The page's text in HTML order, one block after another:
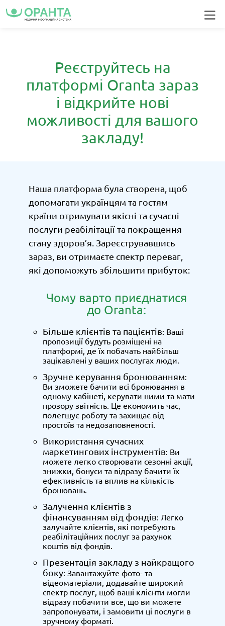
Вхід | Реєстрація
Реєструйтесь на
платформі Oranta зараз
і відкрийте нові
можливості для вашого
закладу!
Наша платформа була створена, щоб
допомагати українцям та гостям
країни отримувати якісні та сучасні
послуги реабілітації та покращення
стану здоров’я. Зареєструвавшись
зараз, ви отримаєте спектр переваг,
які допоможуть збільшити прибуток:
Чому варто приєднатися
до Oranta:
Більше клієнтів та пацієнтів: Ваші
пропозиції будуть розміщені на
платформі, де їх побачать найбільш
зацікавлені у ваших послугах люди.
Зручне керування бронюванням:
Ви зможете бачити всі бронювання в
одному кабінеті, керувати ними та мати
прозору звітність. Це економить час,
полегшує роботу та захищає від
простоїв та недозаповненості.
Використання сучасних
маркетингових інструментів: Ви
можете легко створювати сезонні акції,
знижки, бонуси та відразу бачити їх
ефективність та вплив на кількість
бронювань.
Залучення клієнтів з
фінансуванням від фондів: Легко
залучайте клієнтів, які потребують
реабілітаційних послуг за рахунок
коштів від фондів.
Презентація закладу з найкращого
боку: Завантажуйте фото- та
відеоматеріали, додавайте широкий
спектр послуг, щоб ваші клієнти могли
відразу побачити все, що ви можете
запропонувати, і замовити ці послуги в
зручному форматі.